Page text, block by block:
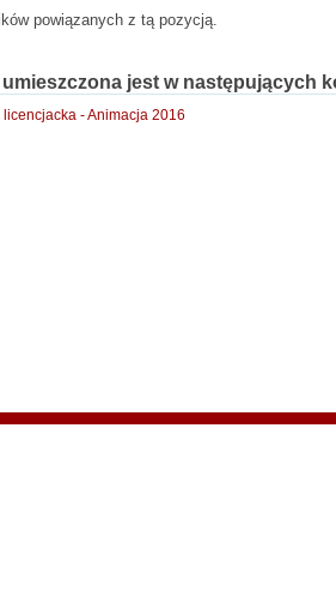
powiązanych z tą pozycją.
umieszczona jest w następujących
licencjacka - Animacja 2016